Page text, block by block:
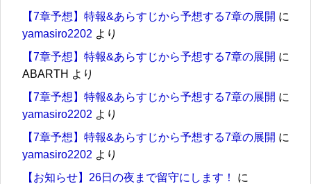
【7章予想】特報&あらすじから予想する7章の展開 に
yamasiro2202 より
【7章予想】特報&あらすじから予想する7章の展開 に
ABARTH より
【7章予想】特報&あらすじから予想する7章の展開 に
yamasiro2202 より
【7章予想】特報&あらすじから予想する7章の展開 に
yamasiro2202 より
【お知らせ】26日の夜まで留守にします！
に